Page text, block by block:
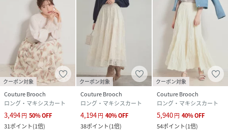
クーポン対象
Couture Brooch
ロング・マキシスカート
3,494円 50%OFF
31ポイント(1倍)
クーポン対象
Couture Brooch
ロング・マキシスカート
4,194円 40%OFF
38ポイント(1倍)
クーポン対象
Couture Brooch
ロング・マキシスカート
5,940円 40%OFF
54ポイント(1倍)